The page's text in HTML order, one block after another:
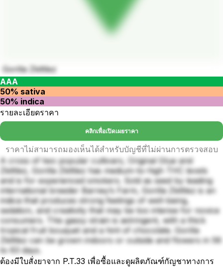
Gorilla Zkittlez
AAA
50% sativa
50% indica
รายละเอียดราคา
คลิกเพื่อเปิดเผยราคา
ราคาไม่สามารถมองเห็นได้สำหรับบัญชีที่ไม่ผ่านการตรวจสอบ
A cross of two popular cultivars, Original Glue and
Zkittlez, Gorilla Zkittlez has medium-to-high THC levels
and is for experienced smokers. Sold as seed by leading
international breeder Barney’s Farm, Gorilla Zkittlez is an
indica that produces strong feelings of well-being,
sedation, and creativity that may be too intense for novice
consumers. This gassy strain is astringent, with a thick
tropical fruit bouquet and a hint of chocolate. Gorilla
Zkittlez can be grown indoors or outside and flowers in 56
to 63 days.
ต้องมีใบสั่งยาจาก P.T.33 เพื่อซื้อและดูผลิตภัณฑ์กัญชาทางการ